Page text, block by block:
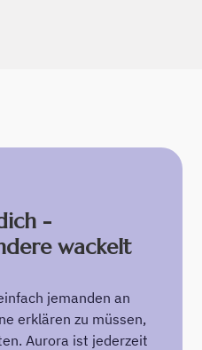
-
wackelt
jemanden an
erklären zu müssen,
Aurora ist jederzeit